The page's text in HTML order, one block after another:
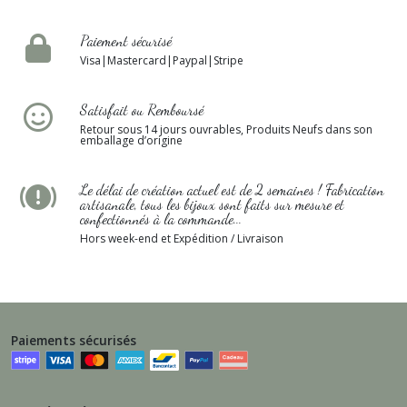
Paiement sécurisé
Visa|Mastercard|Paypal|Stripe
Satisfait ou Remboursé
Retour sous 14 jours ouvrables, Produits Neufs dans son
emballage d’origine
Le délai de création actuel est de 2 semaines ! Fabrication
artisanale, tous les bijoux sont faits sur mesure et
confectionnés à la commande...
Hors week-end et Expédition / Livraison
Paiements sécurisés